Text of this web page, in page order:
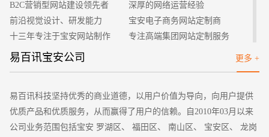
是极其重要的。设计者要在后台中加入产品基本信息，之后制作
之时就可以直接应用了，这样也方便管理。
5、怎么建网站还涉及文章排版，也是筹建网站的主要内
容，为了让客户很方便找到想要观看的文章，最好就使用文章模
块，把管理后台编辑好的文章采用列表模式展示，但是要注意的
B2C营销型网站建设领先者
前沿视觉设计、研发能力
十三年专注于宝安网站制作
客户的满意是我们唯一的宗旨
深厚的网络运营经验
宝安电子商务网站定制商
专注高端集团网站定制服务
更多 +
易百讯宝安公司
易百讯科技坚持优秀的商业道德，以用户价值为导向，向用户提供
优质产品和优质服务，从而赢得了用户的信赖。自2010年03月以来
公司业务范围包括宝安 罗湖区、 福田区、 南山区、 宝安区、 龙岗